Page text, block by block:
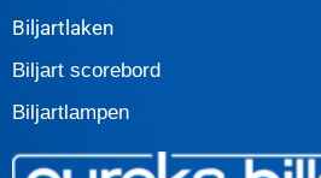
Biljartlaken
Biljart scorebord
Biljartlampen